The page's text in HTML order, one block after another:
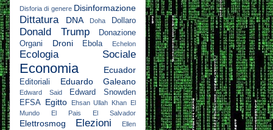
Disforia di genere Disinformazione
Dittatura DNA Doha Dollaro
Donald Trump
Donazione
Organi
Droni Ebola Echelon
Ecologia Sociale
Economia Ecuador
Editoriali Eduardo Galeano
Edward Said
Edward Snowden
EFSA Egitto Ehsan Ullah Khan El
Mundo
El Pais El Salvador
Elettrosmog Elezioni
Ellen